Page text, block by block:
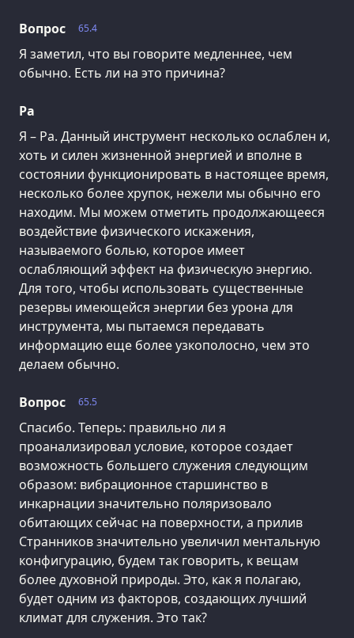
65.4
Вопрос
Я заметил, что вы говорите медленнее, чем
обычно. Есть ли на это причина?
Ра
Я – Ра. Данный инструмент несколько ослаблен и,
хоть и силен жизненной энергией и вполне в
состоянии функционировать в настоящее время,
несколько более хрупок, нежели мы обычно его
находим. Мы можем отметить продолжающееся
воздействие физического искажения,
называемого болью, которое имеет
ослабляющий эффект на физическую энергию.
Для того, чтобы использовать существенные
резервы имеющейся энергии без урона для
инструмента, мы пытаемся передавать
информацию еще более узкополосно, чем это
делаем обычно.
65.5
Вопрос
Спасибо. Теперь: правильно ли я
проанализировал условие, которое создает
возможность большего служения следующим
образом: вибрационное старшинство в
инкарнации значительно поляризовало
обитающих сейчас на поверхности, а прилив
Странников значительно увеличил ментальную
конфигурацию, будем так говорить, к вещам
более духовной природы. Это, как я полагаю,
будет одним из факторов, создающих лучший
климат для служения. Это так?